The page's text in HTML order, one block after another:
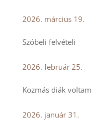
2026. március 19.
Szóbeli felvételi
2026. február 25.
Kozmás diák
2026. január 31.